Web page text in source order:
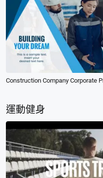
Construction Company Corporate
運動健身